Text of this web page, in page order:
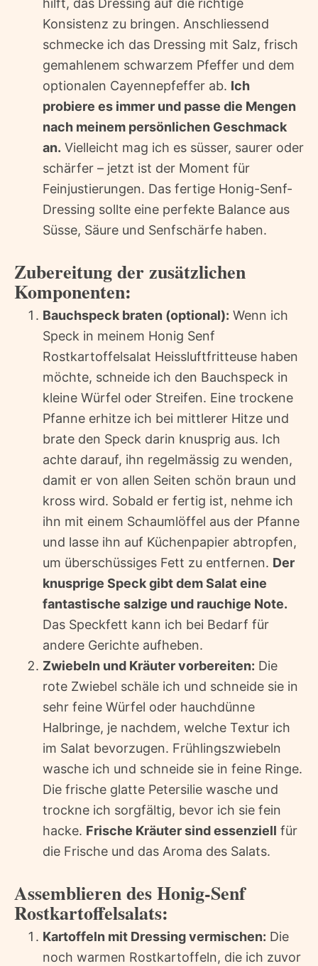
Konsistenz zu bringen. Anschliessend
schmecke ich das Dressing mit Salz, frisch
gemahlenem schwarzem Pfeffer und dem
optionalen Cayennepfeffer ab. Ich
probiere es immer und passe die Mengen
nach meinem persönlichen Geschmack
an. Vielleicht mag ich es süsser, saurer oder
schärfer – jetzt ist der Moment für
Feinjustierungen. Das fertige Honig-Senf-
Dressing sollte eine perfekte Balance aus
Süsse, Säure und Senfschärfe haben.
Zubereitung der zusätzlichen
Komponenten:
Bauchspeck braten (optional): Wenn ich
Speck in meinem Honig Senf
Rostkartoffelsalat Heissluftfritteuse haben
möchte, schneide ich den Bauchspeck in
kleine Würfel oder Streifen. Eine trockene
Pfanne erhitze ich bei mittlerer Hitze und
brate den Speck darin knusprig aus. Ich
achte darauf, ihn regelmässig zu wenden,
damit er von allen Seiten schön braun und
kross wird. Sobald er fertig ist, nehme ich
ihn mit einem Schaumlöffel aus der Pfanne
und lasse ihn auf Küchenpapier abtropfen,
um überschüssiges Fett zu entfernen. Der
knusprige Speck gibt dem Salat eine
fantastische salzige und rauchige Note.
Das Speckfett kann ich bei Bedarf für
andere Gerichte aufheben.
Zwiebeln und Kräuter vorbereiten: Die
rote Zwiebel schäle ich und schneide sie in
sehr feine Würfel oder hauchdünne
Halbringe, je nachdem, welche Textur ich
im Salat bevorzugen. Frühlingszwiebeln
wasche ich und schneide sie in feine Ringe.
Die frische glatte Petersilie wasche und
trockne ich sorgfältig, bevor ich sie fein
hacke. Frische Kräuter sind essenziell für
die Frische und das Aroma des Salats.
Assemblieren des Honig-Senf
Rostkartoffelsalats:
Kartoffeln mit Dressing vermischen: Die
noch warmen Rostkartoffeln, die ich zuvor